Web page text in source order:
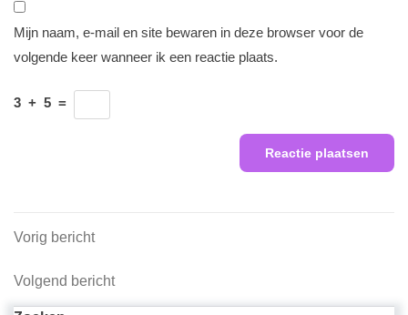
Mijn naam, e-mail en site bewaren in deze browser voor de
volgende keer wanneer ik een reactie plaats.
3 + 5 =
Berichtnavigatie
Vorig
Vorig bericht
Volgend
Volgend bericht